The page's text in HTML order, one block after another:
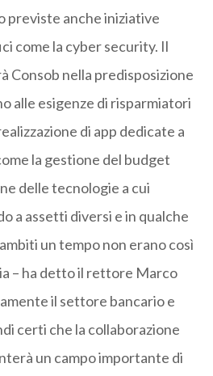
previste anche iniziative
come la cyber security. Il
Consob nella predisposizione
alle esigenze di risparmiatori
di app dedicate a
la gestione del budget
delle tecnologie a cui
a assetti diversi e in qualche
un tempo non erano così
– ha detto il rettore Marco
il settore bancario e
certi che la collaborazione
un campo importante di